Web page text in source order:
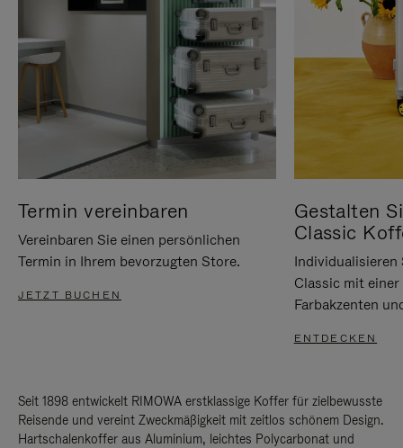
Termin vereinbaren
Vereinbaren Sie einen persönlichen
Termin in Ihrem bevorzugten Store.
JETZT BUCHEN
Gestalten
Classic
Individualisieren
Classic mit
Farbakzenten
ENTDECKEN
Seit 1898 entwickelt RIMOWA erstklassige Koffer für zielbewusste
Reisende und vereint Zweckmäßigkeit mit zeitlos schönem Design.
Hartschalenkoffer aus Aluminium, leichtes Polycarbonat und